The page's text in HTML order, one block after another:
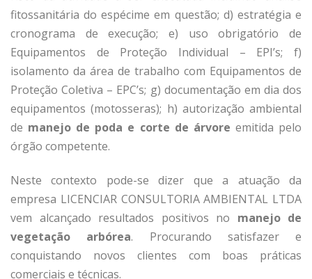
fitossanitária do espécime em questão; d) estratégia e
cronograma de execução; e) uso obrigatório de
Equipamentos de Proteção Individual – EPI’s; f)
isolamento da área de trabalho com Equipamentos de
Proteção Coletiva – EPC’s; g) documentação em dia dos
equipamentos (motosseras); h) autorização ambiental
de manejo de poda e corte de árvore emitida pelo
órgão competente.
Neste contexto pode-se dizer que a atuação da
empresa LICENCIAR CONSULTORIA AMBIENTAL LTDA
vem alcançado resultados positivos no manejo de
vegetação arbórea. Procurando satisfazer e
conquistando novos clientes com boas práticas
comerciais e técnicas.